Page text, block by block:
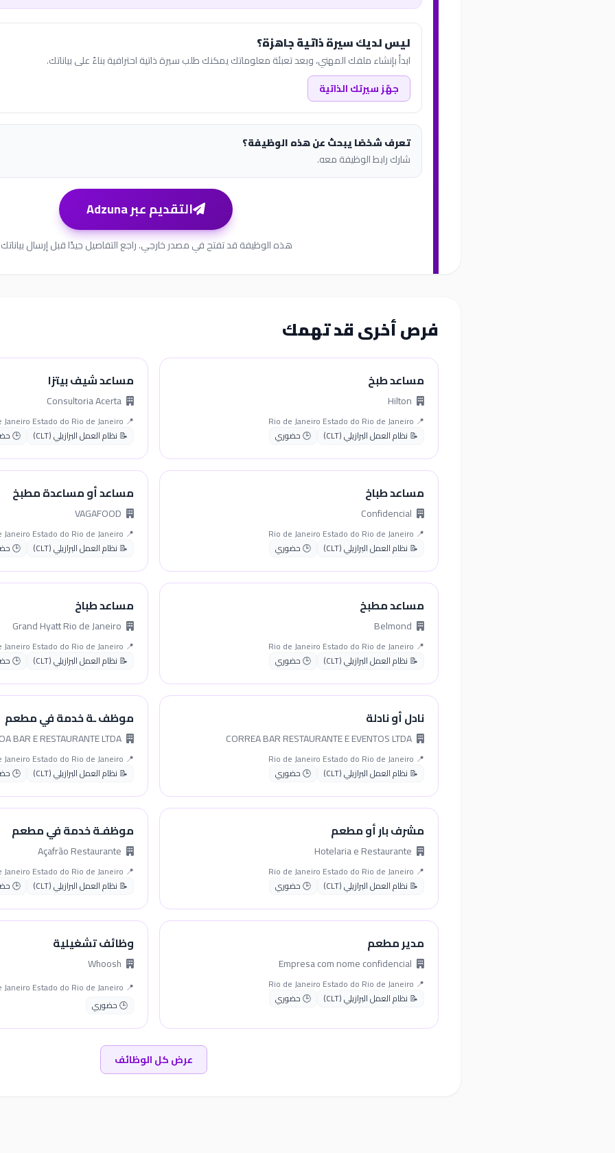
ليس لديك سيرة ذاتية جاهزة؟
ابدأ بإنشاء ملفك المهني، وبعد تعبئة معلوماتك يمكنك طلب سيرة ذاتية احترافية بناءً على بياناتك.
جهّز سيرتك الذاتية
تعرف شخصًا يبحث عن هذه الوظيفة؟
شارك رابط الوظيفة معه.
التقديم عبر Adzuna
هذه الوظيفة قد تفتح في مصدر خارجي. راجع التفاصيل جيدًا قبل إرسال
فرص أخرى قد تهمك
مساعد طبخ
📍 Rio de Janeiro Estado do Rio de Janeiro
📝 نظام العمل البرازيلي (CLT)
🕒 حضوري
مساعد شيف بيتزا
📍 Rio de Janeiro Estado do Rio de Janeiro
📝 نظام العمل البرازيلي (CLT)
🕒
مساعد طباخ
📍 Rio de Janeiro Estado do Rio de Janeiro
📝 نظام العمل البرازيلي (CLT)
🕒 حضوري
مساعد أو مساعدة مطبخ
📍 Rio de Janeiro Estado do Rio de Janeiro
📝 نظام العمل البرازيلي (CLT)
🕒
مساعد مطبخ
📍 Rio de Janeiro Estado do Rio de Janeiro
📝 نظام العمل البرازيلي (CLT)
🕒 حضوري
مساعد طباخ
📍 Rio de Janeiro Estado do Rio de Janeiro
📝 نظام العمل البرازيلي (CLT)
🕒
نادل أو نادلة
📍 Rio de Janeiro Estado do Rio de Janeiro
📝 نظام العمل البرازيلي (CLT)
🕒 حضوري
موظف ـة خدمة في مطعم
📍 Rio de Janeiro Estado do Rio de Janeiro
📝 نظام العمل البرازيلي (CLT)
🕒
مشرف بار أو مطعم
📍 Rio de Janeiro Estado do Rio de Janeiro
📝 نظام العمل البرازيلي (CLT)
🕒 حضوري
موظفـة خدمة في مطعم
📍 Rio de Janeiro Estado do Rio de Janeiro
📝 نظام العمل البرازيلي (CLT)
🕒
مدير مطعم
📍 Rio de Janeiro Estado do Rio de Janeiro
📝 نظام العمل البرازيلي (CLT)
🕒 حضوري
وظائف تشغيلية
📍 Rio de Janeiro Estado do Rio de Janeiro
🕒 حضوري
عرض كل الوظائف